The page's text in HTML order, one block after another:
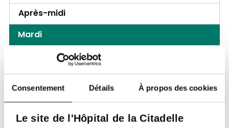
Consentement Détails À propos des cookies
Le site de l'Hôpital de la Citadelle
Après-midi
Mardi
Après-midi
Mercredi
Matin